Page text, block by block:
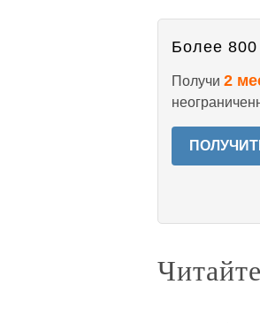
Более 800
Получи 2